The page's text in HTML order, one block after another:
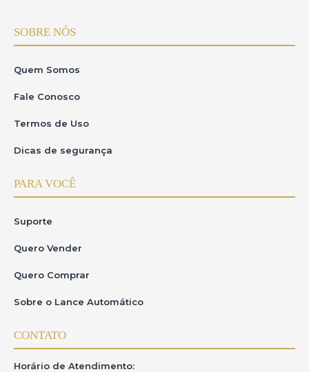
SOBRE NÓS
Quem Somos
Fale Conosco
Termos de Uso
Dicas de segurança
PARA VOCÊ
Suporte
Quero Vender
Quero Comprar
Sobre o Lance Automático
CONTATO
Horário de Atendimento: